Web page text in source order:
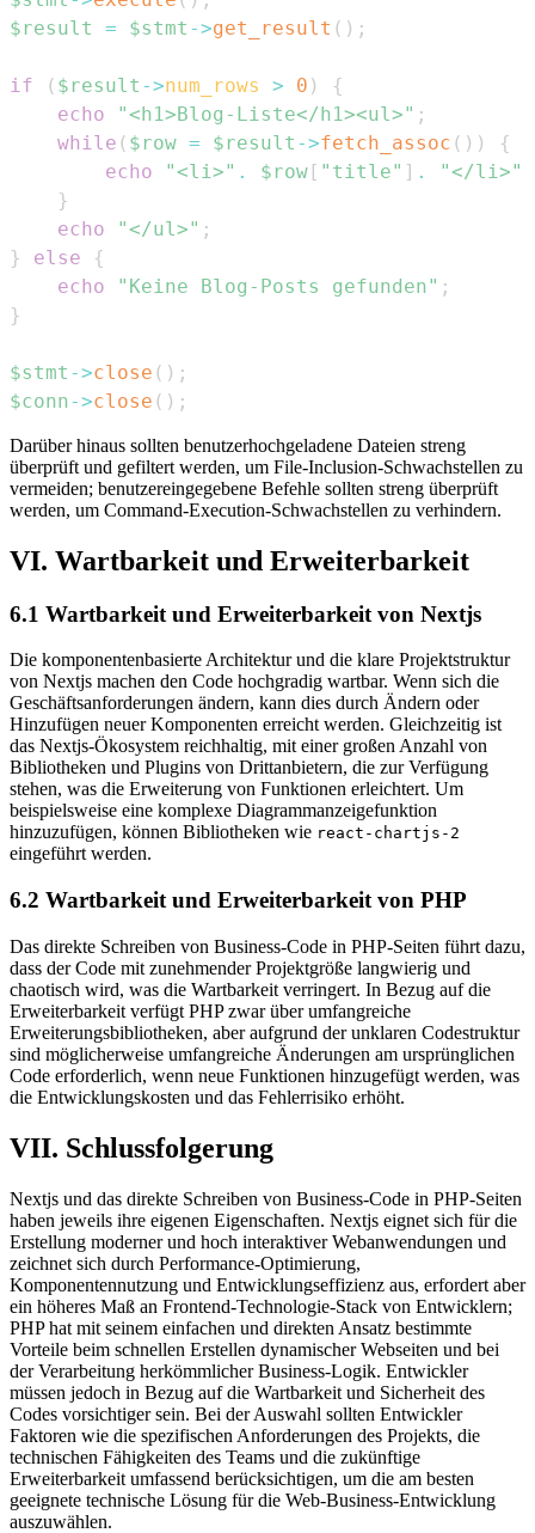
$result
= $stmt ->get_result ( ) ;
if ( $result ->num_rows > 0 )
{
echo
"<h1>Blog-Liste</h1><ul>" ;
while ( $row = $result ->fetch_assoc ( ) )
{
echo
"<li>" . $row [ "title" ] . "</li>"
}
echo
"</ul>" ;
}
else
{
echo
"Keine Blog-Posts gefunden" ;
}
$stmt ->close ( ) ;
$conn->close ( ) ;
Darüber hinaus sollten benutzerhochgeladene Dateien streng
überprüft und gefiltert werden, um File-Inclusion-Schwachstellen zu
vermeiden; benutzereingegebene Befehle sollten streng überprüft
werden, um Command-Execution-Schwachstellen zu verhindern.
VI. Wartbarkeit und Erweiterbarkeit
6.1 Wartbarkeit und Erweiterbarkeit von Nextjs
Die komponentenbasierte Architektur und die klare Projektstruktur
von Nextjs machen den Code hochgradig wartbar. Wenn sich die
Geschäftsanforderungen ändern, kann dies durch Ändern oder
Hinzufügen neuer Komponenten erreicht werden. Gleichzeitig ist
das Nextjs-Ökosystem reichhaltig, mit einer großen Anzahl von
Bibliotheken und Plugins von Drittanbietern, die zur Verfügung
stehen, was die Erweiterung von Funktionen erleichtert. Um
beispielsweise eine komplexe Diagrammanzeigefunktion
hinzuzufügen, können Bibliotheken wie react-chartjs-2
eingeführt werden.
6.2 Wartbarkeit und Erweiterbarkeit von PHP
Das direkte Schreiben von Business-Code in PHP-Seiten führt dazu,
dass der Code mit zunehmender Projektgröße langwierig und
chaotisch wird, was die Wartbarkeit verringert. In Bezug auf die
Erweiterbarkeit verfügt PHP zwar über umfangreiche
Erweiterungsbibliotheken, aber aufgrund der unklaren Codestruktur
sind möglicherweise umfangreiche Änderungen am ursprünglichen
Code erforderlich, wenn neue Funktionen hinzugefügt werden, was
die Entwicklungskosten und das Fehlerrisiko erhöht.
VII. Schlussfolgerung
Nextjs und das direkte Schreiben von Business-Code in PHP-Seiten
haben jeweils ihre eigenen Eigenschaften. Nextjs eignet sich für die
Erstellung moderner und hoch interaktiver Webanwendungen und
zeichnet sich durch Performance-Optimierung,
Komponentennutzung und Entwicklungseffizienz aus, erfordert aber
ein höheres Maß an Frontend-Technologie-Stack von Entwicklern;
PHP hat mit seinem einfachen und direkten Ansatz bestimmte
Vorteile beim schnellen Erstellen dynamischer Webseiten und bei
der Verarbeitung herkömmlicher Business-Logik. Entwickler
müssen jedoch in Bezug auf die Wartbarkeit und Sicherheit des
Codes vorsichtiger sein. Bei der Auswahl sollten Entwickler
Faktoren wie die spezifischen Anforderungen des Projekts, die
technischen Fähigkeiten des Teams und die zukünftige
Erweiterbarkeit umfassend berücksichtigen, um die am besten
geeignete technische Lösung für die Web-Business-Entwicklung
auszuwählen.